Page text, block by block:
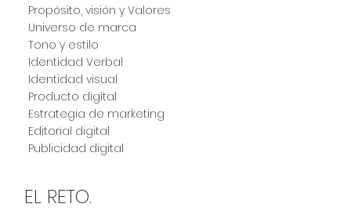
Propósito, visión y Valores
Universo de marca
Tono y estilo
Identidad Verbal
Identidad visual
Producto digital
Estrategia de marketing
Editorial digital
Publicidad digital
EL RETO.